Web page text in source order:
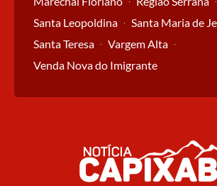
Santa Leopoldina
Santa Maria de
Santa Teresa
Vargem Alta
Venda Nova do Imigrante